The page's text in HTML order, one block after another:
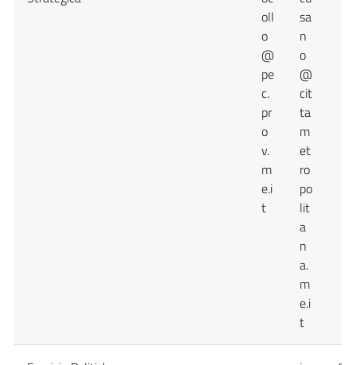
oll
o
@
pe
c.
pr
o
v.
m
e.i
t
sa
n
o
@
cit
ta
m
et
ro
po
lit
a
n
a.
m
e.i
t